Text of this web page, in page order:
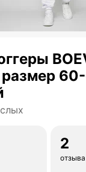
размер
2
отзыва